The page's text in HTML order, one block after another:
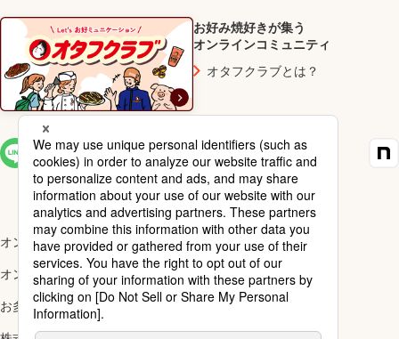
お好み焼好きが集う
オンラインコミュニティ
オタフクラブとは？
SNS一覧
オンラインショップ楽天市場店
オンラインショップYahoo!店
お多福醸造株式会社